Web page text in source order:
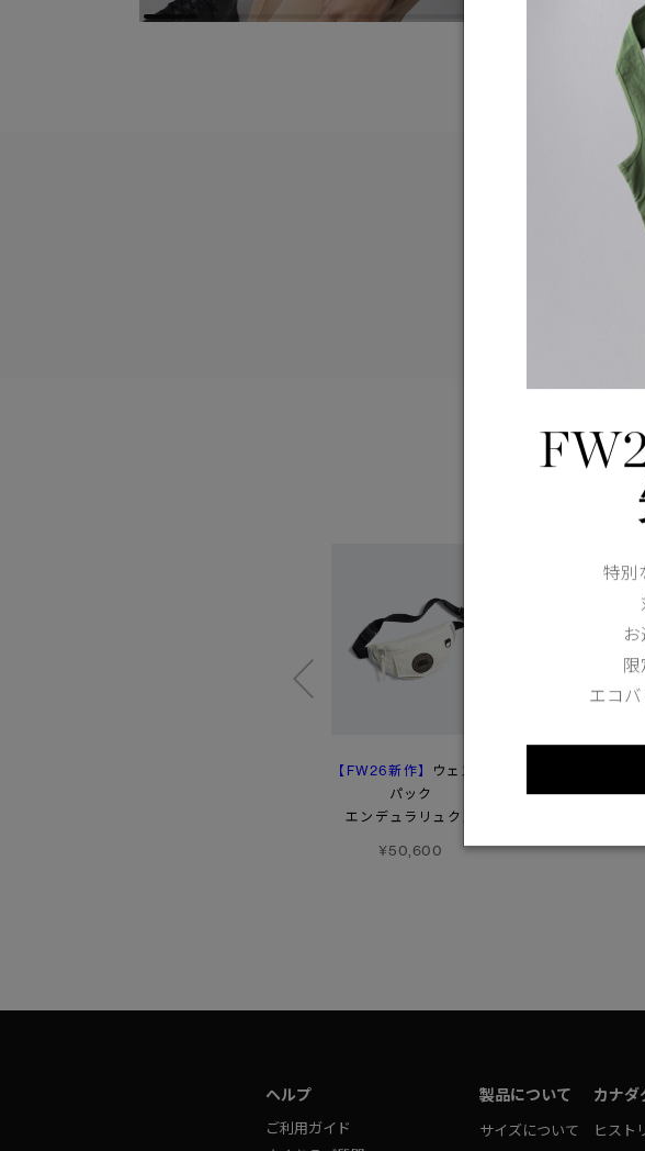
【FW26新作】
ウェスト
パック
エンデュラリュクス
¥50,600
ヘルプ
ご利用ガイド
製品について
サイズについて
カナダ
ヒスト
特別
エコバ